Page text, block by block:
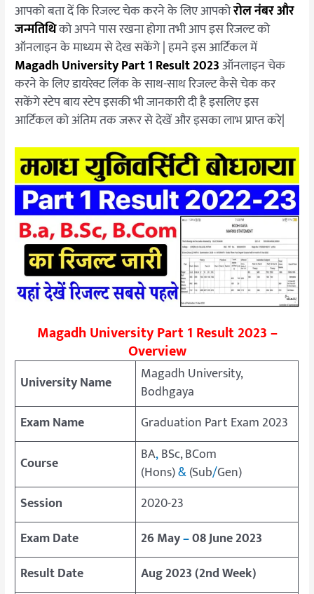
आपको बता दें कि रिजल्ट चेक करने के लिए आपकोरोल नंबर और
जन्मतिथिको अपने पास रखना होगा तभी आप इस रिजल्ट को
ऑनलाइन के माध्यम से देख सकेंगे | हमने इस आर्टिकल में
Magadh University Part 1 Result 2023ऑनलाइन चेक
करने के लिए डायरेक्ट लिंक के साथ-साथ रिजल्ट कैसे चेक कर
सकेंगे स्टेप बाय स्टेप इसकी भी जानकारी दी है इसलिए इस
आर्टिकल को अंतिम तक जरूर से देखें और इसका लाभ प्राप्त करे|
Magadh University Part 1 Result 2023 –
Overview
University Name
Magadh University,
Bodhgaya
Exam Name
Graduation Part Exam 2023
Course
BA,BSc, BCom
(Hons)&(Sub/Gen)
Session
2020-23
Exam Date
26 May–08 June 2023
Result Date
Aug 2023(2nd Week)